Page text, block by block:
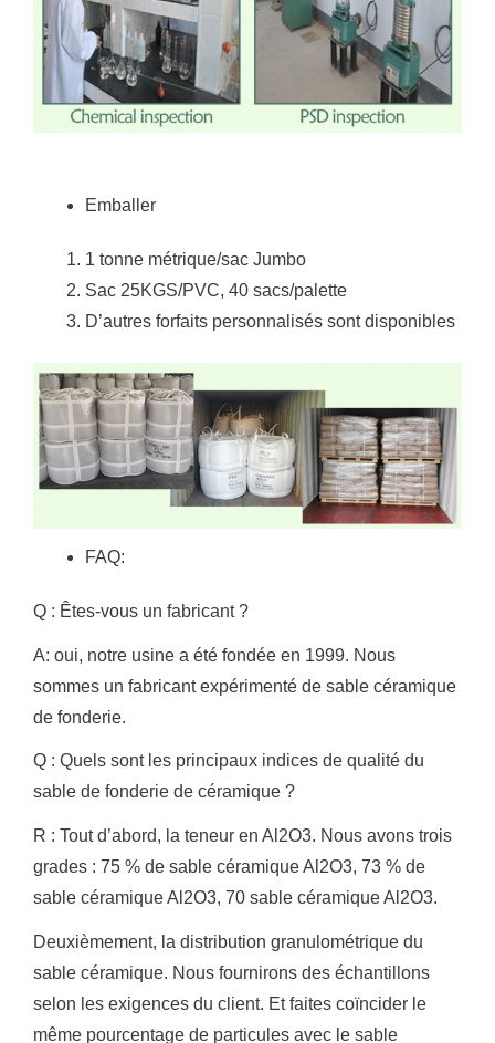
Emballer
1 tonne métrique/sac Jumbo
Sac 25KGS/PVC, 40 sacs/palette
D’autres forfaits personnalisés sont disponibles
FAQ:
Q : Êtes-vous un fabricant ?
A: oui, notre usine a été fondée en 1999. Nous
sommes un fabricant expérimenté de sable céramique
de fonderie.
Q : Quels sont les principaux indices de qualité du
sable de fonderie de céramique ?
R : Tout d’abord, la teneur en Al2O3. Nous avons trois
grades : 75 % de sable céramique Al2O3, 73 % de
sable céramique Al2O3, 70 sable céramique Al2O3.
Deuxièmement, la distribution granulométrique du
sable céramique. Nous fournirons des échantillons
selon les exigences du client. Et faites coïncider le
même pourcentage de particules avec le sable